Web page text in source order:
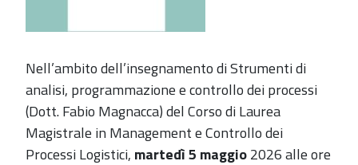
Nell’ambito dell’insegnamento di Strumenti di
analisi, programmazione e controllo dei processi
(Dott. Fabio Magnacca) del Corso di Laurea
Magistrale in Management e Controllo dei
Processi Logistici, martedì 5 maggio2026 alle ore